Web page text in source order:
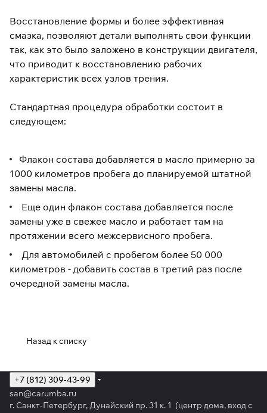
Восстановление формы и более эффективная
смазка, позволяют детали выполнять свои функции
так, как это было заложено в конструкции двигателя,
что приводит к восстановлению рабочих
характеристик всех узлов трения.
Стандартная процедура обработки состоит в
следующем:
Флакон состава добавляется в масло примерно за
1000 километров пробега до планируемой штатной
замены масла.
Еще один флакон состава добавляется после
замены уже в свежее масло и работает там на
протяжении всего межсервисного пробега.
Для автомобилей с пробегом более 50 000
километров - добавить состав в третий раз после
очередной замены масла.
Назад к списку
+7 (812) 309-43-99
san@carumba.ru
г. Санкт-Петербург, Дунайский пр. 31 к. 1 (центр дома, вход с